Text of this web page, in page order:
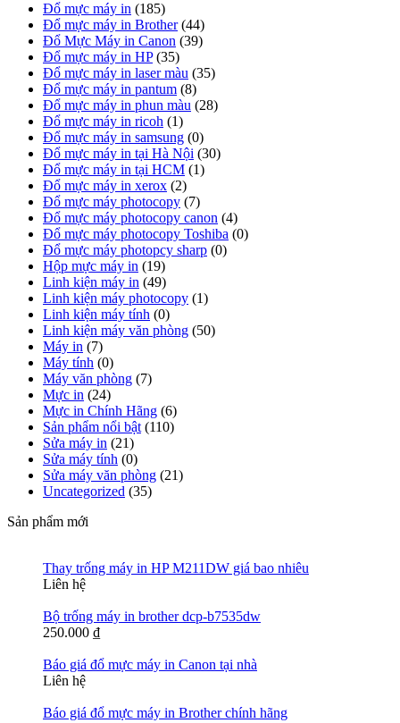
Đổ mực máy in (185)
Đổ mực máy in Brother (44)
Đổ Mực Máy in Canon (39)
Đổ mực máy in HP (35)
Đổ mực máy in laser màu (35)
Đổ mực máy in pantum (8)
Đổ mực máy in phun màu (28)
Đổ mực máy in ricoh (1)
Đổ mực máy in samsung (0)
Đổ mực máy in tại Hà Nội (30)
Đổ mực máy in tại HCM (1)
Đổ mực máy in xerox (2)
Đổ mực máy photocopy (7)
Đổ mực máy photocopy canon (4)
Đổ mực máy photocopy Toshiba (0)
Đổ mực máy photopcy sharp (0)
Hộp mực máy in (19)
Linh kiện máy in (49)
Linh kiện máy photocopy (1)
Linh kiện máy tính (0)
Linh kiện máy văn phòng (50)
Máy in (7)
Máy tính (0)
Máy văn phòng (7)
Mực in (24)
Mực in Chính Hãng (6)
Sản phẩm nổi bật (110)
Sửa máy in (21)
Sửa máy tính (0)
Sửa máy văn phòng (21)
Uncategorized (35)
Sản phẩm mới
Thay trống máy in HP M211DW giá bao nhiêu
Liên hệ
Bộ trống máy in brother dcp-b7535dw
250.000 ₫
Báo giá đổ mực máy in Canon tại nhà
Liên hệ
Báo giá đổ mực máy in Brother chính hãng